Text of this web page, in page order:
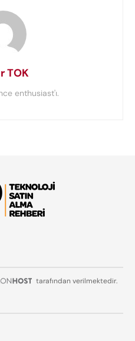
TOK
enthusiast'ı.
tarafından verilmektedir.